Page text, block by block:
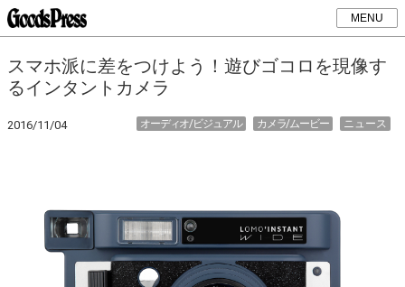
MENU
スマホ派に差をつけよう！遊びゴコロを現像す
るインタントカメラ
2016/11/04 ニュース
カメラ/ムービー
オーディオ/ビジュアル